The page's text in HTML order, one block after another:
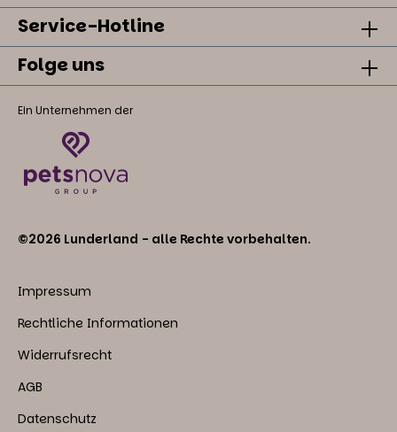
Service-Hotline
Folge uns
Ein Unternehmen der
©2026 Lunderland - alle Rechte vorbehalten.
Impressum
Rechtliche Informationen
Widerrufsrecht
AGB
Datenschutz